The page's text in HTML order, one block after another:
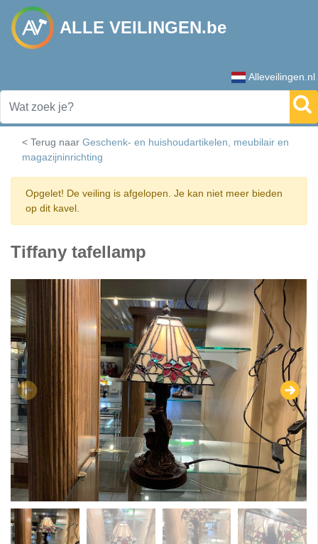
ALLE VEILINGEN.be
Alleveilingen.nl
< Terug naar Geschenk- en huishoudartikelen, meubilair en
magazijninrichting
Opgelet! De veiling is afgelopen. Je kan niet meer bieden
op dit kavel.
Tiffany tafellamp